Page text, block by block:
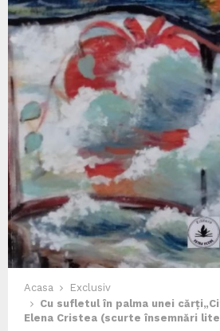
Acasa
Exclusiv
Cu sufletul în palma unei cărți
Elena Cristea (scurte însemnări